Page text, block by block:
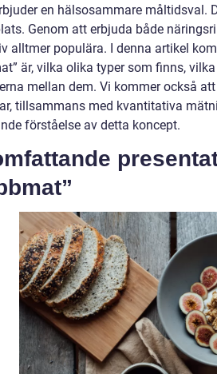
en hälsosammare måltidsval.
Genom att erbjuda både
alltmer populära. I denna artikel
är, vilka olika typer som finns,
mellan dem. Vi kommer också
tillsammans med kvantitativa
förståelse av detta koncept.